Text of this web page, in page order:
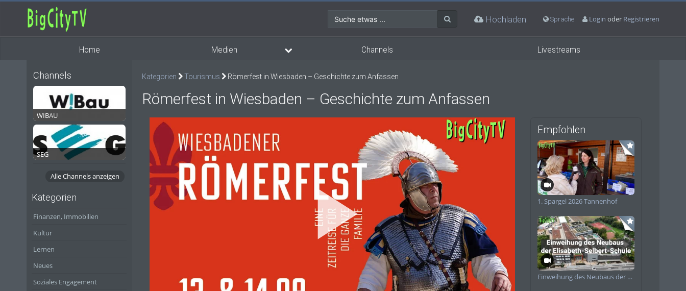
Suche etwas ... Hochladen Sprache Login oder Registrieren
Home Medien Channels Livestreams
Channels
WIBAU
SEG
Alle Channels anzeigen
Kategorien
Finanzen, Immobilien
Kultur
Lernen
Neues
Soziales Engagement
Kategorien Tourismus Römerfest in Wiesbaden – Geschichte zum Anfassen
Römerfest in Wiesbaden – Geschichte zum Anfassen
Video
Empfohlen
1. Spargel 2026 Tannenhof
Einweihung des Neubaus der Elisabeth-Selbert-Schule